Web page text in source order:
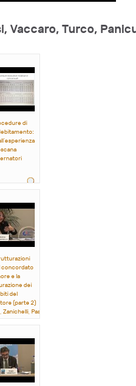
Vaccaro, Turco,
Masini
di
concordato
e la
dei
del
(parte 2)
Pasquariello, Angelini